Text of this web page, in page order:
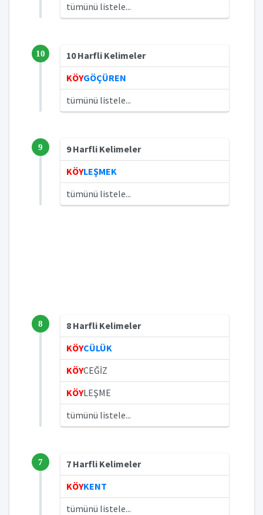
tümünü listele...
10
10 Harfli Kelimeler
KÖYGÖÇÜREN
tümünü listele...
9
9 Harfli Kelimeler
KÖYLEŞMEK
tümünü listele...
8
8 Harfli Kelimeler
KÖYCÜLÜK
KÖYCEĞİZ
KÖYLEŞME
tümünü listele...
7
7 Harfli Kelimeler
KÖYKENT
tümünü listele...